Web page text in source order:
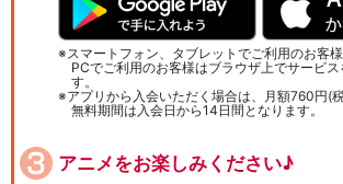
スマートフォン、タブレットでご利用のお客様
PCでご利用のお客様はブラウザ上でサービス
す。
アプリから入会いただく場合は、月額760円(
無料期間は入会日から14日間となります。
アニメをお楽しみください♪